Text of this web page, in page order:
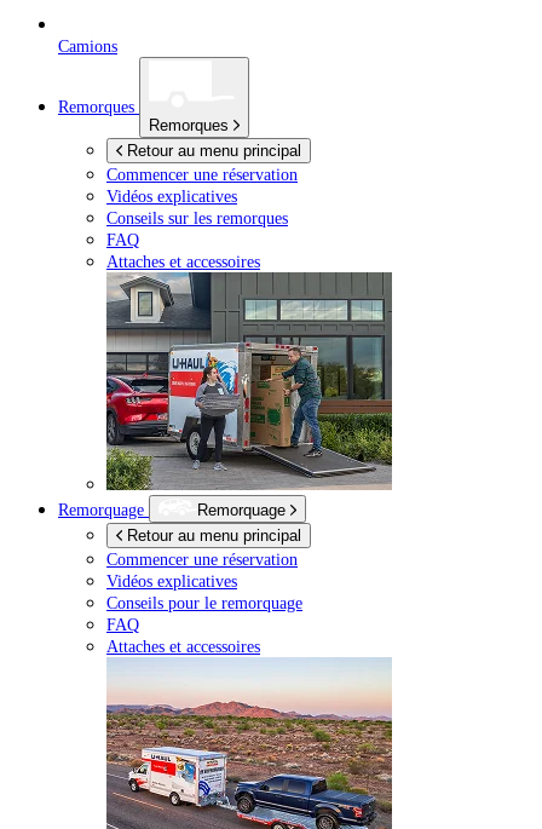
Camions
Remorques
Remorques
Retour au menu principal
Commencer une réservation
Vidéos explicatives
Conseils sur les remorques
FAQ
Attaches et accessoires
Remorquage
Remorquage
Retour au menu principal
Commencer une réservation
Vidéos explicatives
Conseils pour le remorquage
FAQ
Attaches et accessoires